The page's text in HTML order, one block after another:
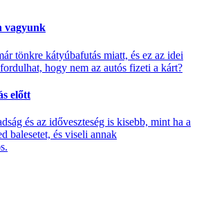
vagyunk
tönkre kátyúbafutás miatt, és ez az idei
hogy nem az autós fizeti a kárt?
előtt
és az időveszteség is kisebb, mint ha a
balesetet, és viseli annak